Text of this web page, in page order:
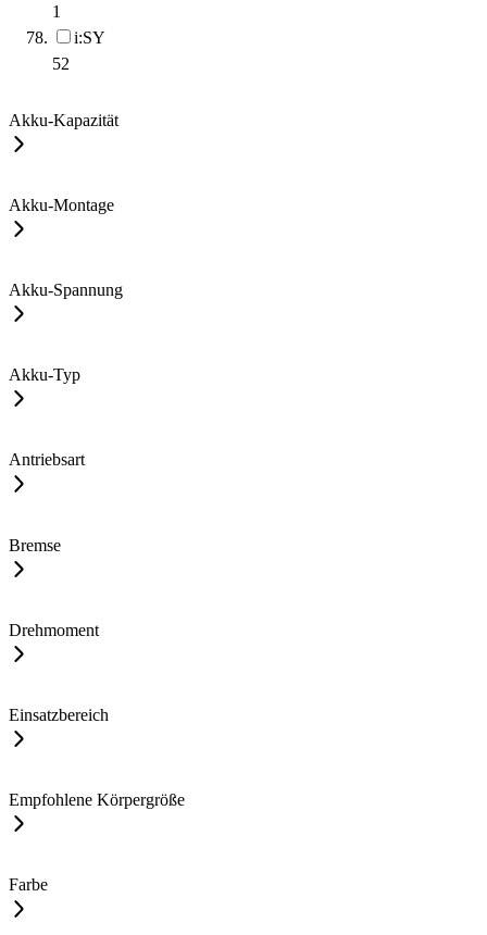
1
i:SY
52
Akku-Kapazität
Akku-Montage
Akku-Spannung
Akku-Typ
Antriebsart
Bremse
Drehmoment
Einsatzbereich
Empfohlene Körpergröße
Farbe